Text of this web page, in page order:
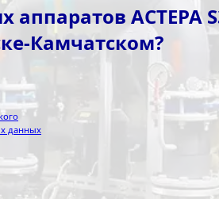
аппаратов АСТЕРА
Камчатском?
данных